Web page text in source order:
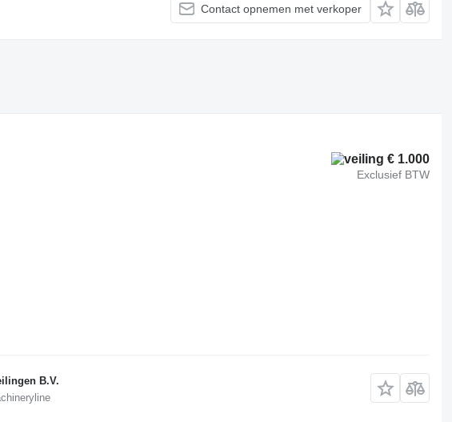
Contact opnemen met verkoper
€ 1.000
Exclusief BTW
B.V.